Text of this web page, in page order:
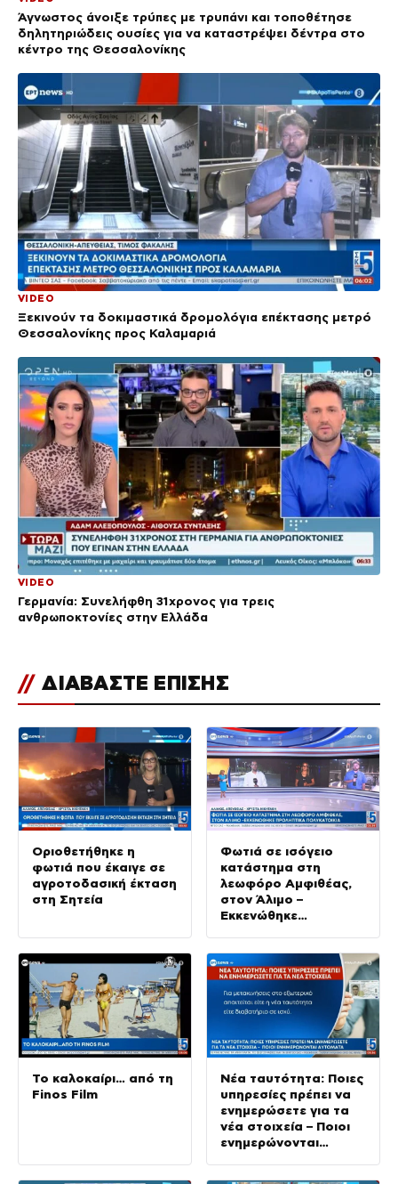
Άγνωστος άνοιξε τρύπες με τρυπάνι και τοποθέτησε
δηλητηριώδεις ουσίες για να καταστρέψει δέντρα στο
κέντρο της Θεσσαλονίκης
VIDEO
Ξεκινούν τα δοκιμαστικά δρομολόγια επέκτασης μετρό
Θεσσαλονίκης προς Καλαμαριά
VIDEO
Γερμανία: Συνελήφθη 31χρονος για τρεις
ανθρωποκτονίες στην Ελλάδα
// ΔΙΑΒΑΣΤΕ ΕΠΙΣΗΣ
Οριοθετήθηκε η
φωτιά που έκαιγε σε
αγροτοδασική έκταση
στη Σητεία
Φωτιά σε ισόγειο
κατάστημα στη
λεωφόρο Αμφιθέας,
στον Άλιμο –
Εκκενώθηκε
Το καλοκαίρι… από τη
Finos Film
Νέα ταυτότητα: Ποιες
υπηρεσίες πρέπει να
ενημερώσετε για τα
νέα στοιχεία – Ποιοι
ενημερώνονται